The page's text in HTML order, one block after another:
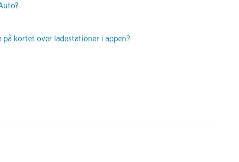
på kortet over ladestationer i appen?